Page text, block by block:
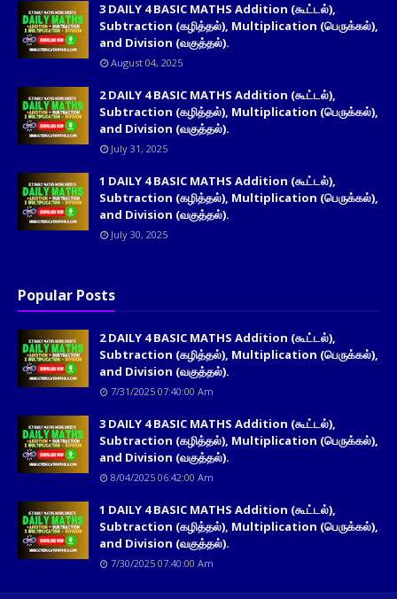
3 DAILY 4 BASIC MATHS Addition (கூட்டல்),
Subtraction (கழித்தல்), Multiplication (பெருக்கல்),
and Division (வகுத்தல்).
August 04, 2025
2 DAILY 4 BASIC MATHS Addition (கூட்டல்),
Subtraction (கழித்தல்), Multiplication (பெருக்கல்),
and Division (வகுத்தல்).
July 31, 2025
1 DAILY 4 BASIC MATHS Addition (கூட்டல்),
Subtraction (கழித்தல்), Multiplication (பெருக்கல்),
and Division (வகுத்தல்).
July 30, 2025
Popular Posts
2 DAILY 4 BASIC MATHS Addition (கூட்டல்),
Subtraction (கழித்தல்), Multiplication (பெருக்கல்),
and Division (வகுத்தல்).
7/31/2025 07:40:00 Am
3 DAILY 4 BASIC MATHS Addition (கூட்டல்),
Subtraction (கழித்தல்), Multiplication (பெருக்கல்),
and Division (வகுத்தல்).
8/04/2025 06:42:00 Am
1 DAILY 4 BASIC MATHS Addition (கூட்டல்),
Subtraction (கழித்தல்), Multiplication (பெருக்கல்),
and Division (வகுத்தல்).
7/30/2025 07:40:00 Am